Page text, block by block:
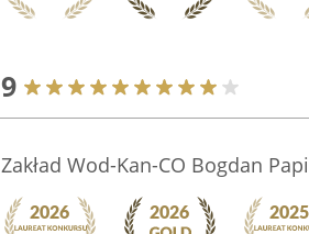
9
Zakład Wod-Kan-CO Bogdan